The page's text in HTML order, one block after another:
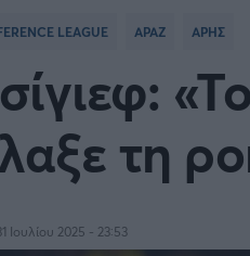
Συλλόγων
LEAGUE ΑΡΑΖ ΑΡΗΣ
τη
Ιουλίου 2025 - 23:53